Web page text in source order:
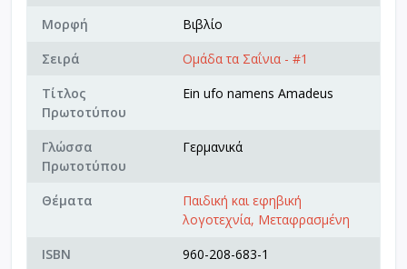
Μορφή
Βιβλίο
Σειρά
Ομάδα τα Σαΐνια - #1
Τίτλος
Πρωτοτύπου
Ein ufo namens Amadeus
Γλώσσα
Πρωτοτύπου
Γερμανικά
Θέματα
Παιδική και εφηβική
λογοτεχνία, Μεταφρασμένη
ISBN
960-208-683-1